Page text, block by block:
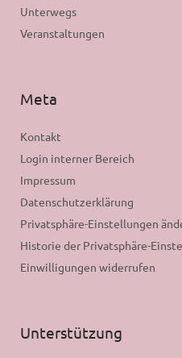
Unterwegs
Veranstaltungen
Meta
Kontakt
Login interner Bereich
Impressum
Datenschutzerklärung
Privatsphäre-Einstellungen
Historie der Privatsphäre-
Einwilligungen widerrufen
Unterstützung